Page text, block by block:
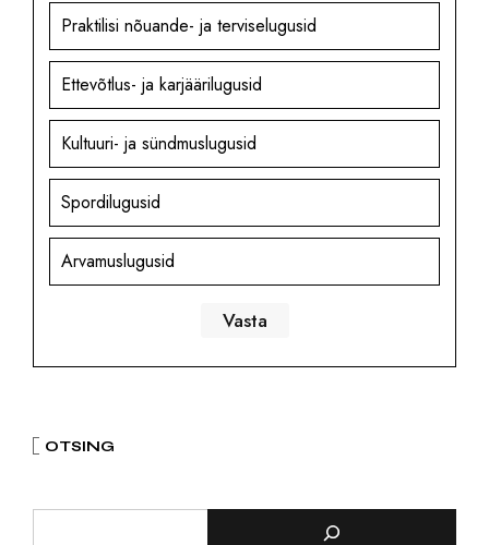
Praktilisi nõuande- ja terviselugusid
Ettevõtlus- ja karjäärilugusid
Kultuuri- ja sündmuslugusid
Spordilugusid
Arvamuslugusid
OTSING